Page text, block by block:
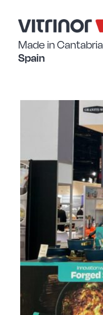
contenido
Made in Cantabria
Spain